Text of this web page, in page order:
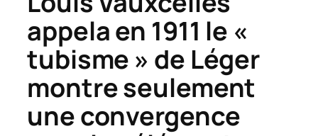
appela en 1911 le «
tubisme » de Léger
montre seulement
une convergence